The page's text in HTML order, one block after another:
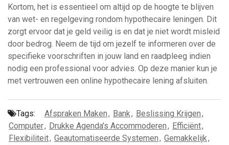
Kortom, het is essentieel om altijd op de hoogte te blijven
van wet- en regelgeving rondom hypothecaire leningen. Dit
zorgt ervoor dat je geld veilig is en dat je niet wordt misleid
door bedrog. Neem de tijd om jezelf te informeren over de
specifieke voorschriften in jouw land en raadpleeg indien
nodig een professional voor advies. Op deze manier kun je
met vertrouwen een online hypothecaire lening afsluiten.
Tags: Afspraken Maken, Bank, Beslissing Krijgen,
Computer, Drukke Agenda's Accommoderen, Efficiënt,
Flexibiliteit, Geautomatiseerde Systemen, Gemakkelijk,